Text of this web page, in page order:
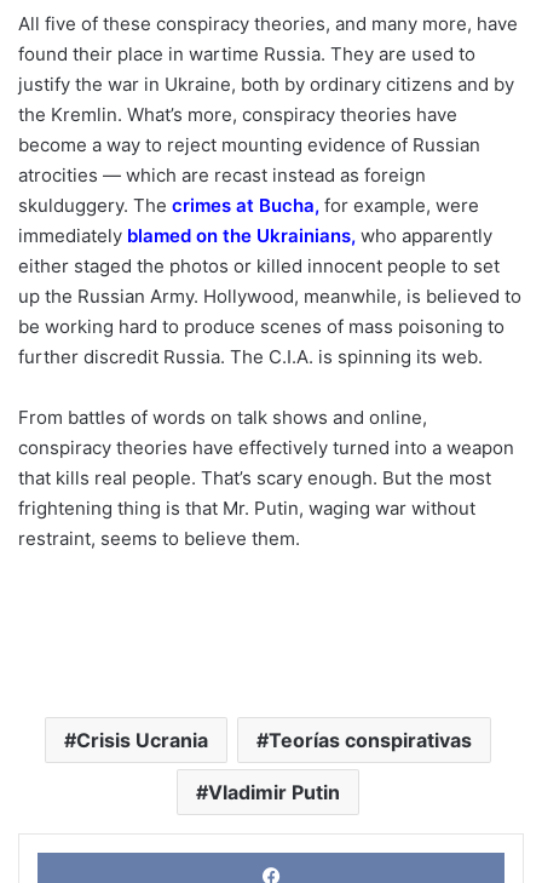
All five of these conspiracy theories, and many more, have
found their place in wartime Russia. They are used to
justify the war in Ukraine, both by ordinary citizens and by
the Kremlin. What’s more, conspiracy theories have
become a way to reject mounting evidence of Russian
atrocities — which are recast instead as foreign
skulduggery. The crimes at Bucha, for example, were
immediately blamed on the Ukrainians, who apparently
either staged the photos or killed innocent people to set
up the Russian Army. Hollywood, meanwhile, is believed to
be working hard to produce scenes of mass poisoning to
further discredit Russia. The C.I.A. is spinning its web.
From battles of words on talk shows and online,
conspiracy theories have effectively turned into a weapon
that kills real people. That’s scary enough. But the most
frightening thing is that Mr. Putin, waging war without
restraint, seems to believe them.
Crisis Ucrania Teorías conspirativas
Vladimir Putin